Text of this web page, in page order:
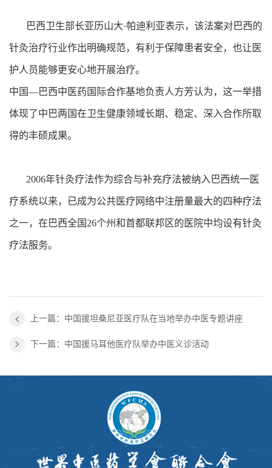
巴西卫生部长亚历山大·帕迪利亚表示，该法案对巴西的
针灸治疗行业作出明确规范，有利于保障患者安全，也让医
护人员能够更安心地开展治疗。
中国—巴西中医药国际合作基地负责人方芳认为，这一举措
体现了中巴两国在卫生健康领域长期、稳定、深入合作所取
得的丰硕成果。
2006年针灸疗法作为综合与补充疗法被纳入巴西统一医
疗系统以来，已成为公共医疗网络中注册量最大的四种疗法
之一，在巴西全国26个州和首都联邦区的医院中均设有针灸
疗法服务。
上一篇：中国援坦桑尼亚医疗队在当地举办中医专题讲座
下一篇：中国援马耳他医疗队举办中医义诊活动